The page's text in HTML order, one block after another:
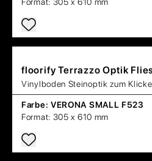
floorify Terrazzo Optik
Vinylboden Steinoptik zum
Farbe: VERONA SMALL F523
Format: 305 x 610 mm